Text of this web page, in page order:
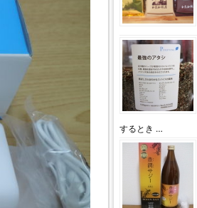
するとき …